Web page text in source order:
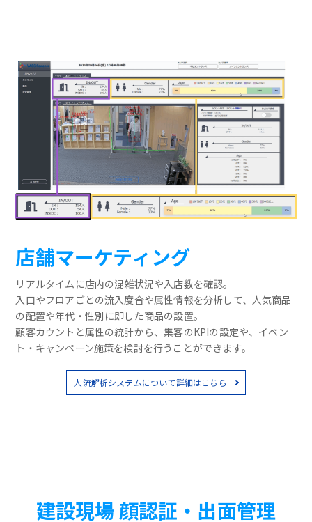
店舗マーケティング
リアルタイムに店内の混雑状況や入店数を確認。
入口やフロアごとの流入度合や属性情報を分析して、人気商品
の配置や年代・性別に即した商品の設置。
顧客カウントと属性の統計から、集客のKPIの設定や、イベン
ト・キャンペーン施策を検討を行うことができます。
人流解析システムについて詳細はこちら
建設現場 顔認証・出面管理